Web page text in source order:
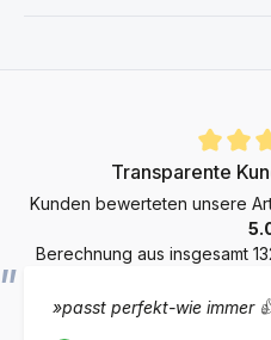
Durchschnittliche Bewertung
Transparente
Kunden bewerteten unsere
Berechnung aus insgesamt
»passt perfekt-wie immer